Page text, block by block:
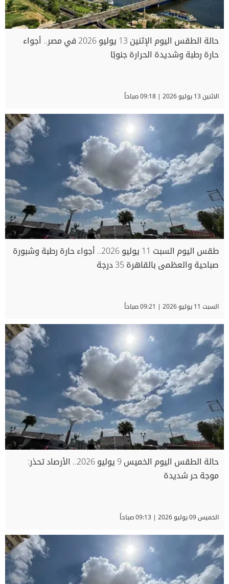
حالة الطقس اليوم الإثنين 13 يوليو 2026 في مصر.. أجواء
حارة رطبة وشديدة الحرارة جنوبًا
الاثنين 13 يوليو 2026 | 09:18 صباحاً
طقس اليوم السبت 11 يوليو 2026.. أجواء حارة رطبة وشبورة
صباحية والعظمى بالقاهرة 35 درجة
السبت 11 يوليو 2026 | 09:21 صباحاً
حالة الطقس اليوم الخميس 9 يوليو 2026.. الأرصاد تحذر:
موجة حر شديدة
الخميس 09 يوليو 2026 | 09:13 صباحاً